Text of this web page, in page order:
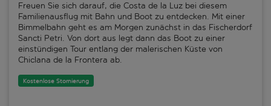
Freuen Sie sich darauf, die Costa de la Luz bei diesem
Familienausflug mit Bahn und Boot zu entdecken. Mit einer
Bimmelbahn geht es am Morgen zunächst in das Fischerdorf
Sancti Petri. Von dort aus legt dann das Boot zu einer
einstündigen Tour entlang der malerischen Küste von
Chiclana de la Frontera ab.
Kostenlose Stornierung